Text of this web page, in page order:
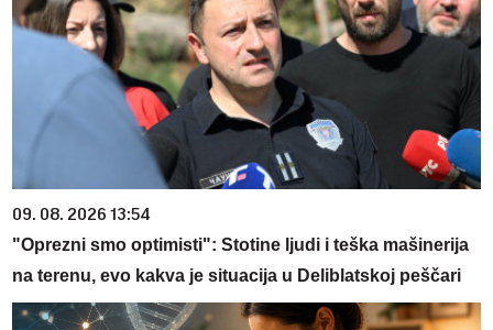
09. 08. 2026 13:54
"Oprezni smo optimisti": Stotine ljudi i teška mašinerija
na terenu, evo kakva je situacija u Deliblatskoj peščari